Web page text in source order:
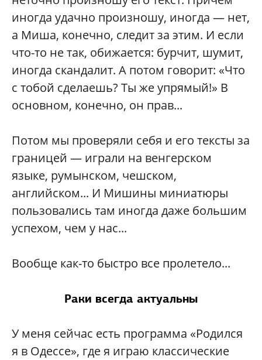
иногда удачно произношу, иногда — нет,
а Миша, конечно, следит за этим. И если
что-то не так, обижается: бурчит, шумит,
иногда скандалит. А потом говорит: «Что
с тобой сделаешь? Ты же упрямый!» В
основном, конечно, он прав...
Потом мы проверяли себя и его тексты за
границей — играли на венгерском
языке, румынском, чешском,
английском... И Мишины миниатюры
пользовались там иногда даже большим
успехом, чем у нас...
Вообще как-то быстро все пролетело...
Раки всегда актуальны
У меня сейчас есть программа «Родился
я в Одессе», где я играю классические